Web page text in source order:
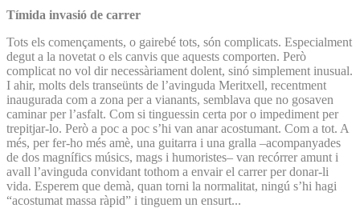
Tímida invasió de carrer
Tots els començaments, o gairebé tots, són complicats. Especialment
degut a la novetat o els canvis que aquests comporten. Però
complicat no vol dir necessàriament dolent, sinó simplement inusual.
I ahir, molts dels transeünts de l’avinguda Meritxell, recentment
inaugurada com a zona per a vianants, semblava que no gosaven
caminar per l’asfalt. Com si tinguessin certa por o impediment per
trepitjar-lo. Però a poc a poc s’hi van anar acostumant. Com a tot. A
més, per fer-ho més amè, una guitarra i una gralla –acompanyades
de dos magnífics músics, mags i humoristes– van recórrer amunt i
avall l’avinguda convidant tothom a envair el carrer per donar-li
vida. Esperem que demà, quan torni la normalitat, ningú s’hi hagi
“acostumat massa ràpid” i tinguem un ensurt...